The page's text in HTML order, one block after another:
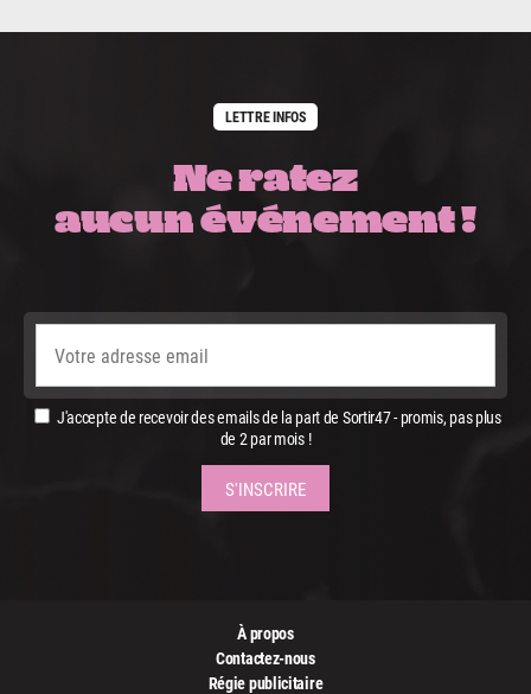
LETTRE INFOS
Ne ratez
aucun événement !
J'accepte de recevoir des emails de la part de Sortir47 - promis, pas plus
de 2 par mois !
À propos
Contactez-nous
Régie publicitaire